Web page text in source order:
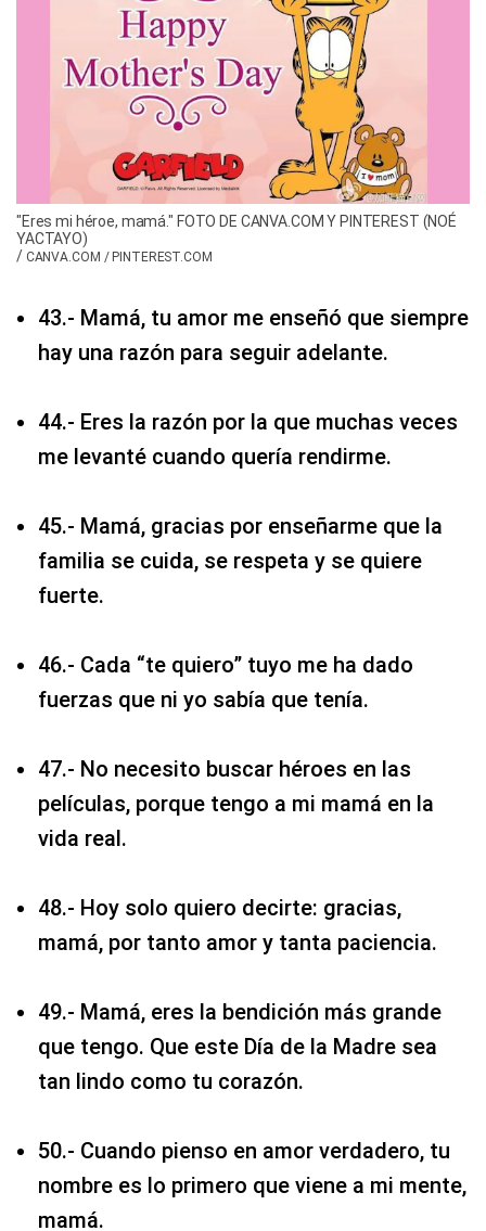
"Eres mi héroe, mamá." FOTO DE CANVA.COM Y PINTEREST (NOÉ
YACTAYO)
/ CANVA.COM / PINTEREST.COM
43.- Mamá, tu amor me enseñó que siempre
hay una razón para seguir adelante.
44.- Eres la razón por la que muchas veces
me levanté cuando quería rendirme.
45.- Mamá, gracias por enseñarme que la
familia se cuida, se respeta y se quiere
fuerte.
46.- Cada “te quiero” tuyo me ha dado
fuerzas que ni yo sabía que tenía.
47.- No necesito buscar héroes en las
películas, porque tengo a mi mamá en la
vida real.
48.- Hoy solo quiero decirte: gracias,
mamá, por tanto amor y tanta paciencia.
49.- Mamá, eres la bendición más grande
que tengo. Que este Día de la Madre sea
tan lindo como tu corazón.
50.- Cuando pienso en amor verdadero, tu
nombre es lo primero que viene a mi mente,
mamá.